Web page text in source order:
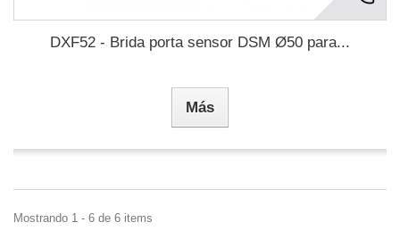
DXF52 - Brida porta sensor DSM Ø50 para...
Más
Mostrando 1 - 6 de 6 items